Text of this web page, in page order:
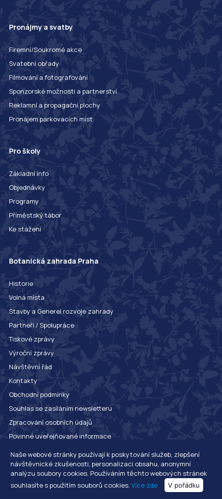
Naše webové stránky používají k poskytování služeb, zlepšení
návštěvnické zkušenosti, personalizaci obsahu, anonymní
analýzu soubory cookies. Používáním těchto webových stránek
souhlasíte s použitím souborů cookies. Více zde V pořádku
Pronájmy a svatby
Firemní/Soukromé akce
Svatební obřady
Filmování a fotografování
Sponzorské možnosti a partnerství
Reklamní a propagační plochy
Pronájem parkovacích míst
Pro školy
Základní info
Objednávky
Programy
Příměstský tábor
Ke stažení
Botanická zahrada Praha
Historie
Volná místa
Stavby a Generel rozvoje zahrady
Partneři / Spolupráce
Tiskové zprávy
Výroční zprávy
Návštěvní řád
Kontakty
Obchodní podmínky
Souhlas se zasíláním newsletteru
Zpracování osobních údajů
Povinné uveřejňované informace
Whistleblowing
© 2020 Botanická zahrada hlavního města Prahy. Všechna práva vyhrazena.
Botanická zahrada hl. m. Prahy, Trojská 800/196, 171 00 Praha 7 - Troja.